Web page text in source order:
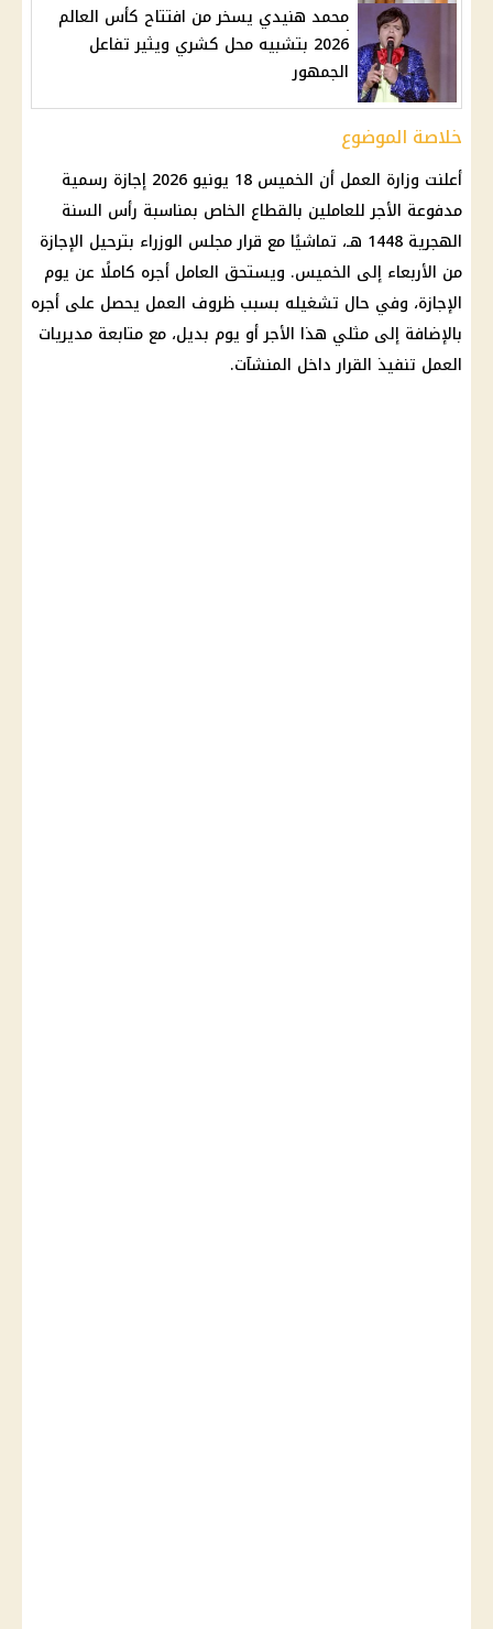
محمد هنيدي يسخر من افتتاح كأس العالم
2026 بتشبيه محل كشري ويثير تفاعل
الجمهور
خلاصة الموضوع
أعلنت وزارة العمل أن الخميس 18 يونيو 2026
إجازة رسمية
مدفوعة الأجرللعاملين بالقطاع الخاص بمناسبة رأس السنة
الهجرية 1448
هـ، تماشيًا مع قرارمجلس الوزراء بترحيل الإجازة
من الأربعاء إلى الخميس. ويستحق العامل أجره كاملًا عن يوم
الإجازة، وفي حال تشغيله بسبب ظروف العمل يحصل على أجره
بالإضافة إلى مثلي هذا الأجر أو يوم بديل، مع متابعة مديريات
العمل تنفيذ القرار داخل المنشآت.